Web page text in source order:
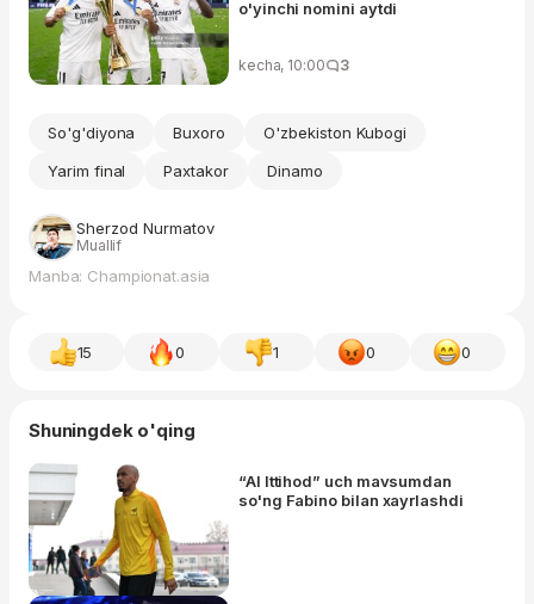
o'yinchi nomini aytdi
kecha, 10:00 3
So'g'diyona Buxoro
O'zbekiston Kubogi
Yarim final
Paxtakor Dinamo
Sherzod Nurmatov
Muallif
Manba: Championat.asia
15 0 1 0 0
Shuningdek o'qing
“Al Ittihod” uch mavsumdan
so'ng Fabino bilan xayrlashdi